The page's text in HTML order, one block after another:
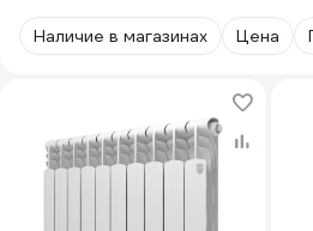
Наличие в магазинах Цена